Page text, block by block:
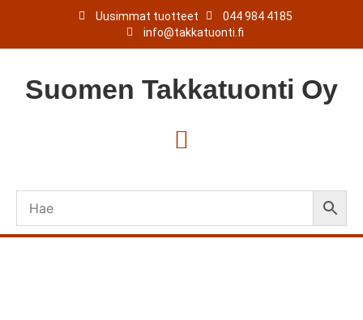
Uusimmat tuotteet
044 984 4185
info@takkatuonti.fi
Suomen Takkatuonti Oy